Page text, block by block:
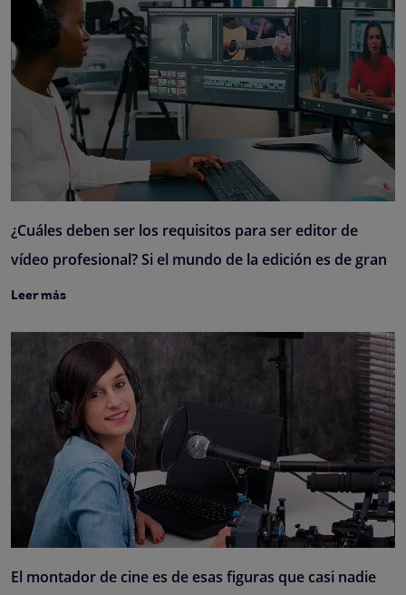
¿Cuáles deben ser los requisitos para ser editor de
vídeo profesional? Si el mundo de la edición es de gran
Leer más
El montador de cine es de esas figuras que casi nadie